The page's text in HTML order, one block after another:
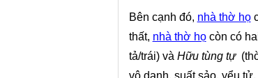
Bên cạnh đó, nhà thờ họ
thất, nhà thờ họ còn có
tả/trái)và Hữu tùng tự(thờ
vô danh, suất sảo, yểu